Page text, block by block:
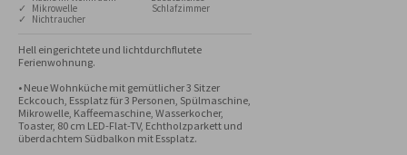
✓ Mikrowelle
✓ Nichtraucher
Schlafzimmer
Hell eingerichtete und lichtdurchflutete
Ferienwohnung.
• Neue Wohnküche mit gemütlicher 3 Sitzer
Eckcouch, Essplatz für 3 Personen, Spülmaschine,
Mikrowelle, Kaffeemaschine, Wasserkocher,
Toaster, 80 cm LED-Flat-TV, Echtholzparkett und
überdachtem Südbalkon mit Essplatz.